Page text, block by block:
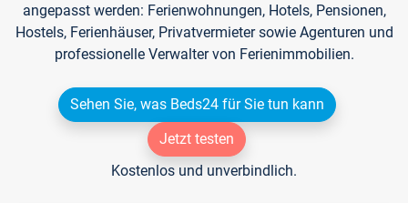
angepasst werden: Ferienwohnungen, Hotels, Pensionen,
Hostels, Ferienhäuser, Privatvermieter sowie Agenturen und
professionelle Verwalter von Ferienimmobilien.
Sehen Sie, was Beds24 für Sie tun kann
Jetzt testen
Kostenlos und unverbindlich.